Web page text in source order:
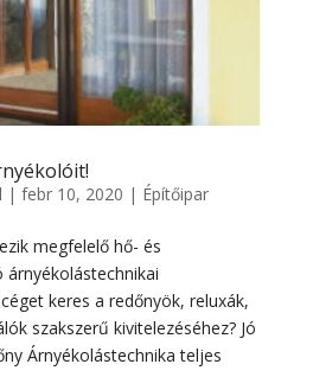
| febr 10, 2020 | Építőipar
megfelelő hő- és
keres a redőnyök, reluxák,
szakszerű kivitelezéséhez? Jó
Árnyékolástechnika teljes